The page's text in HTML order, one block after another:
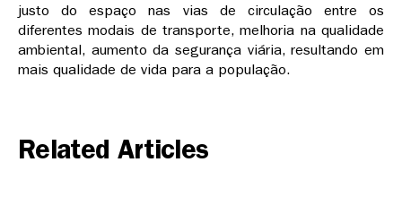
justo do espaço nas vias de circulação entre os
diferentes modais de transporte, melhoria na qualidade
ambiental, aumento da segurança viária, resultando em
mais qualidade de vida para a população.
Related Articles